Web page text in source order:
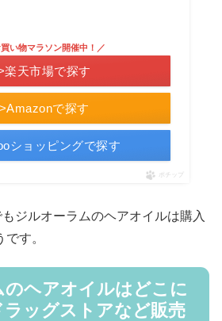
>Amazonで探す
い物マラソン開催中！／
楽天市場で探す
ショッピングで探す
ポチップ
ジルオーラムのヘアオイルは購入
す。
のヘアオイルはどこに
ッグストアなど販売